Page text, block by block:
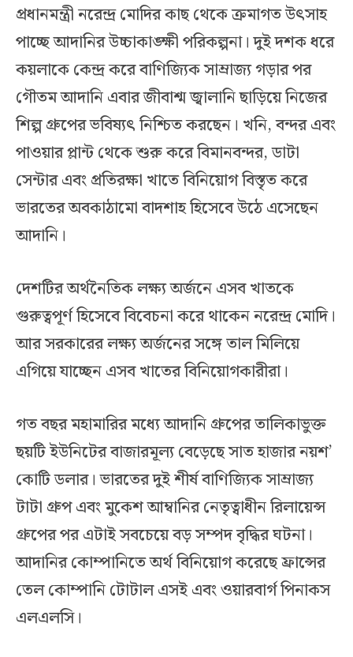
প্রধানমন্ত্রী নরেন্দ্র মোদির কাছ থেকে ক্রমাগত উৎসাহ
পাচ্ছে আদানির উচ্চাকাঙ্ক্ষী পরিকল্পনা। দুই দশক ধরে
কয়লাকে কেন্দ্র করে বাণিজ্যিক সাম্রাজ্য গড়ার পর
গৌতম আদানি এবার জীবাশ্ম জ্বালানি ছাড়িয়ে নিজের
শিল্প গ্রুপের ভবিষ্যৎ নিশ্চিত করছেন। খনি, বন্দর এবং
পাওয়ার প্লান্ট থেকে শুরু করে বিমানবন্দর, ডাটা
সেন্টার এবং প্রতিরক্ষা খাতে বিনিয়োগ বিস্তৃত করে
ভারতের অবকাঠামো বাদশাহ হিসেবে উঠে এসেছেন
আদানি।
দেশটির অর্থনৈতিক লক্ষ্য অর্জনে এসব খাতকে
গুরুত্বপূর্ণ হিসেবে বিবেচনা করে থাকেন নরেন্দ্র মোদি।
আর সরকারের লক্ষ্য অর্জনের সঙ্গে তাল মিলিয়ে
এগিয়ে যাচ্ছেন এসব খাতের বিনিয়োগকারীরা।
গত বছর মহামারির মধ্যে আদানি গ্রুপের তালিকাভুক্ত
ছয়টি ইউনিটের বাজারমূল্য বেড়েছে সাত হাজার নয়শ’
কোটি ডলার। ভারতের দুই শীর্ষ বাণিজ্যিক সাম্রাজ্য
টাটা গ্রুপ এবং মুকেশ আম্বানির নেতৃত্বাধীন রিলায়েন্স
গ্রুপের পর এটাই সবচেয়ে বড় সম্পদ বৃদ্ধির ঘটনা।
আদানির কোম্পানিতে অর্থ বিনিয়োগ করেছে ফ্রান্সের
তেল কোম্পানি টোটাল এসই এবং ওয়ারবার্গ পিনাকস
এলএলসি।